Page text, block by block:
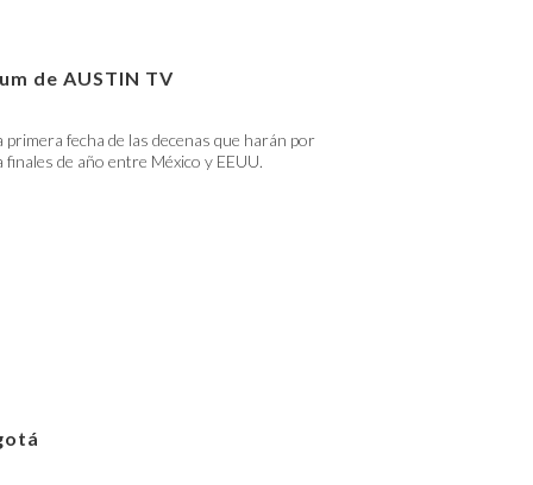
de AUSTIN TV
fecha de las decenas que harán por
de año entre México y EEUU.